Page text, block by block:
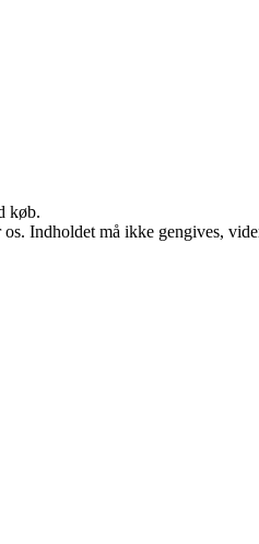
køb.
Indholdet må ikke gengives,